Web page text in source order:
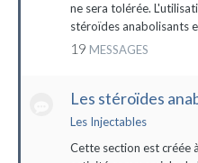
ne sera tolérée.
stéroïdes anabolisants
19 MESSAGES
Les stéroïdes
Les Injectables
Cette section est créée